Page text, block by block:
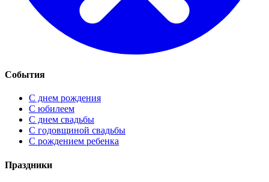
События
С днем рождения
С юбилеем
С днем свадьбы
С годовщиной свадьбы
С рождением ребенка
Праздники